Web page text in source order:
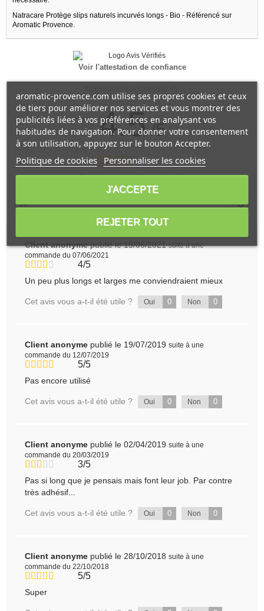
Natracare Protège slips naturels incurvés longs - Bio - Référencé sur
Aromatic Provence.
Voir l'attestation de confiance
4.5/5
Calculé à partir de6avis client(s)
Trier l'affichage des avis :
---
Client anonymepublié le 15/06/2021 suite à une
commande du 07/06/2021
4/5
Un peu plus longs et larges me conviendraient mieux
Cet avis vous a-t-il été utile ? Oui 0 Non 0
Client anonyme publié le 19/07/2019 suite à une
commande du 12/07/2019
5/5
Pas encore utilisé
Cet avis vous a-t-il été utile ? Oui 0 Non 0
Client anonyme publié le 02/04/2019 suite à une
commande du 20/03/2019
3/5
Pas si long que je pensais mais font leur job. Par contre
très adhésif...
Cet avis vous a-t-il été utile ? Oui 0 Non 0
Client anonyme publié le 28/10/2018 suite à une
commande du 22/10/2018
5/5
Super
aromatic-provence.com utilise ses propres cookies et ceux
de tiers pour améliorer nos services et vous montrer des
publicités liées à vos préférences en analysant vos
habitudes de navigation. Pour donner votre consentement
à son utilisation, appuyez sur le bouton Accepter.
Politique de cookies Personnaliser les cookies
REJETER TOUT
J'ACCEPTE